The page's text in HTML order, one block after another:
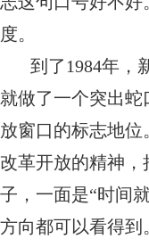
度。
到了1984年，
就做了一个突出
放窗口的标志地
改革开放的精神
子，一面是“时间
方向都可以看得到